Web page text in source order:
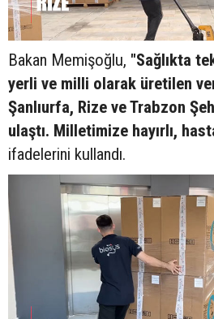
Bakan Memişoğlu, "Sağlıkta
yerli ve milli olarak üretilen
Şanlıurfa, Rize ve Trabzon
ulaştı. Milletimize hayırlı,
ifadelerini kullandı.